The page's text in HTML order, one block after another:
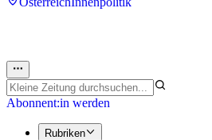
Abonnent:in werden
Rubriken